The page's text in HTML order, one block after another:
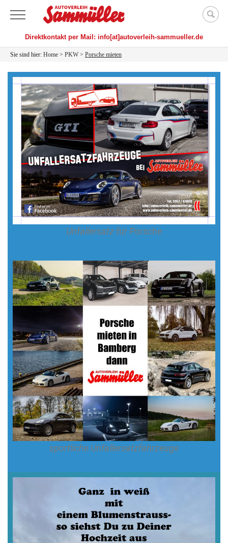
Direktkontakt per Mail: info[at]autoverleih-sammueller.de
Sie sind hier: Home > PKW > Porsche mieten
Unfallersatz für Porsche
sportliche Unfallersatzfahrzeuge